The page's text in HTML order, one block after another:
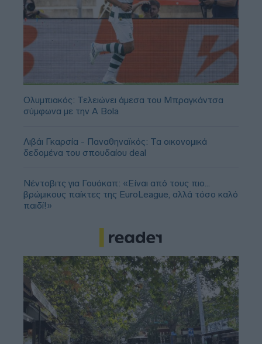
Ολυμπιακός: Τελειώνει άμεσα του Μπραγκάντσα
σύμφωνα με την A Bola
Λιβάι Γκαρσία - Παναθηναϊκός: Τα οικονομικά
δεδομένα του σπουδαίου deal
Νέντοβιτς για Γουόκαπ: «Είναι από τους πιο...
βρώμικους παίκτες της EuroLeague, αλλά τόσο καλό
παιδί!»